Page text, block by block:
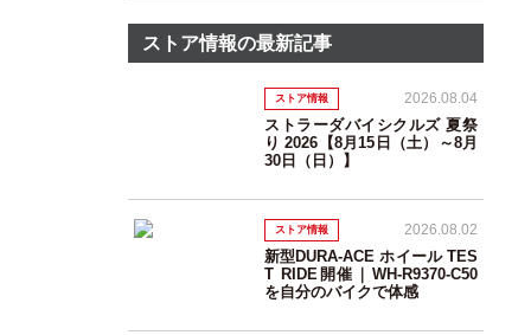
ストア情報の最新記事
ストア情報 2026.08.04
ストラーダバイシクルズ 夏祭
り 2026【8月15日（土）～8月
30日（日）】
ストア情報 2026.08.02
新型DURA-ACE ホイール TES
T RIDE開催｜WH-R9370-C50
を自分のバイクで体感